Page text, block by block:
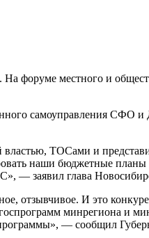
форуме местного и
самоуправления
ТОСами и
наши бюджетные
— заявил глава
отзывчивое. И это
минрегиона и
— сообщил